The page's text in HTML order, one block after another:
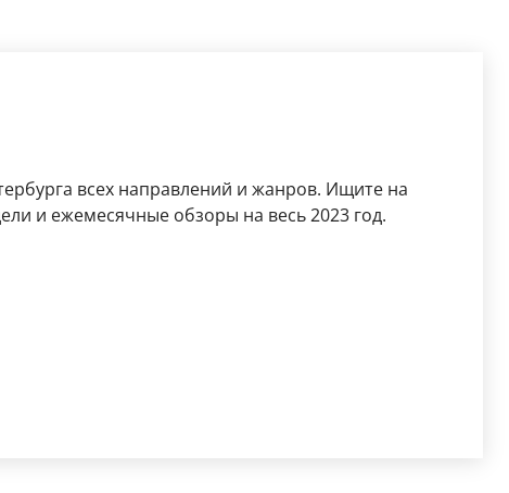
всех направлений и жанров. Ищите на
и ежемесячные обзоры на весь 2023 год.